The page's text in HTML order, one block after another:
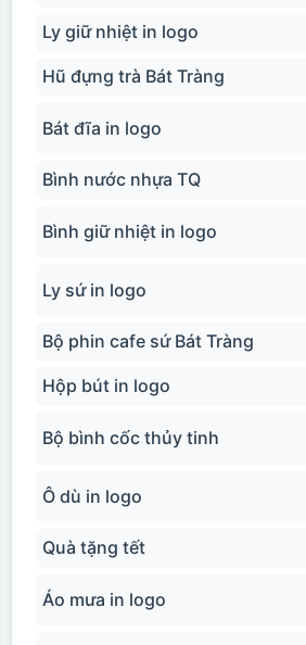
Ly giữ nhiệt in logo
Hũ đựng trà Bát Tràng
Bát đĩa in logo
Bình nước nhựa TQ
Bình giữ nhiệt in logo
Ly sứ in logo
Bộ phin cafe sứ Bát Tràng
Hộp bút in logo
Bộ bình cốc thủy tinh
Ô dù in logo
Quà tặng tết
Áo mưa in logo